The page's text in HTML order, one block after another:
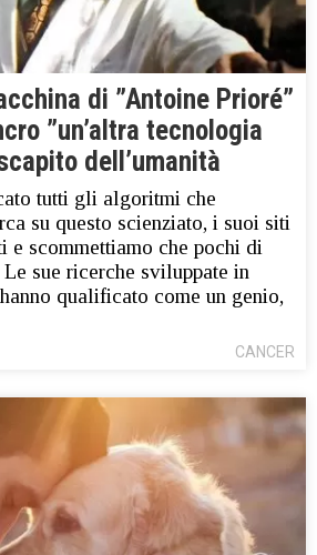
di ”Antoine Prioré”
”un’altra tecnologia
dell’umanità
tutti gli algoritmi che
su questo scienziato, i suoi siti
e scommettiamo che pochi di
sue ricerche sviluppate in
qualificato come un genio,
CANCER